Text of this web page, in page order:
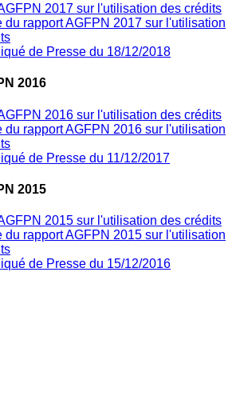
2017 sur l'utilisation des crédits
du rapport AGFPN 2017 sur l'utilisation
de Presse du 18/12/2018
2016
2016 sur l'utilisation des crédits
du rapport AGFPN 2016 sur l'utilisation
de Presse du 11/12/2017
2015
2015 sur l'utilisation des crédits
du rapport AGFPN 2015 sur l'utilisation
de Presse du 15/12/2016